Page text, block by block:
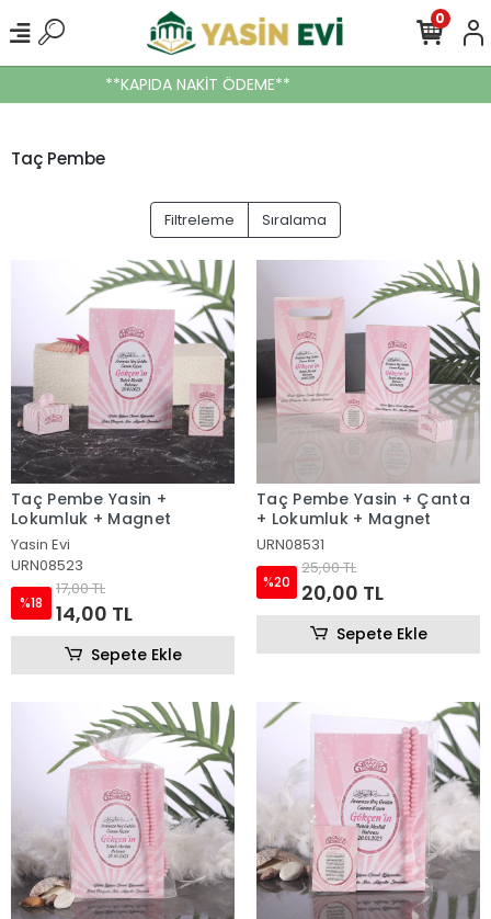
**KAPIDA NAKİT ÖDEME**
0
Taç Pembe
Filtreleme Sıralama
Taç Pembe Yasin +
Lokumluk + Magnet
Yasin Evi
URN08523
%18
17,00 TL
14,00 TL
Sepete Ekle
Taç Pembe Yasin + Çanta
+ Lokumluk + Magnet
URN08531
%20
25,00 TL
20,00 TL
Sepete Ekle